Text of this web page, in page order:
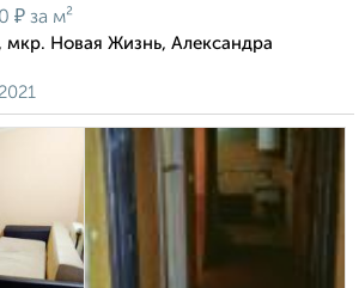
₽ за м²
мкр. Новая Жизнь, Александра